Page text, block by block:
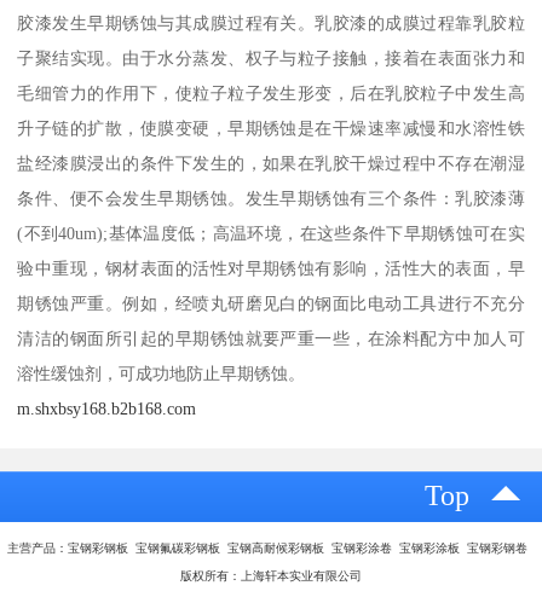
胶漆发生早期锈蚀与其成膜过程有关。乳胶漆的成膜过程靠乳胶粒
子聚结实现。由于水分蒸发、权子与粒子接触，接着在表面张力和
毛细管力的作用下，使粒子粒子发生形变，后在乳胶粒子中发生高
升子链的扩散，使膜变硬，早期锈蚀是在干燥速率减慢和水溶性铁
盐经漆膜浸出的条件下发生的，如果在乳胶干燥过程中不存在潮湿
条件、便不会发生早期锈蚀。发生早期锈蚀有三个条件：乳胶漆薄
(不到40um);基体温度低；高温环境，在这些条件下早期锈蚀可在实
验中重现，钢材表面的活性对早期锈蚀有影响，活性大的表面，早
期锈蚀严重。例如，经喷丸研磨见白的钢面比电动工具进行不充分
清洁的钢面所引起的早期锈蚀就要严重一些，在涂料配方中加人可
溶性缓蚀剂，可成功地防止早期锈蚀。
m.shxbsy168.b2b168.com
Top
主营产品：宝钢彩钢板 宝钢氟碳彩钢板 宝钢高耐候彩钢板 宝钢彩涂卷 宝钢彩涂板 宝钢彩钢卷
版权所有：上海轩本实业有限公司